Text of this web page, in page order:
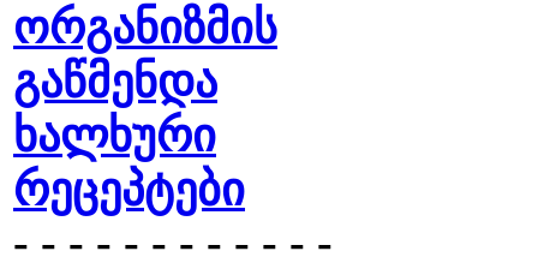
ორგანიზმის
გაწმენდა
ხალხური
რეცეპტები
- - - - - - - - - - - -